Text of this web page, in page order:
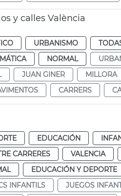
y calles València
URBANISMO
NORMAL
JUAN GINER MILLORA
CARRERS
EDUCACIÓN
CARRERES VALENCIA
EDUCACIÓN Y DEPORTE
INFANTILS JUEGOS